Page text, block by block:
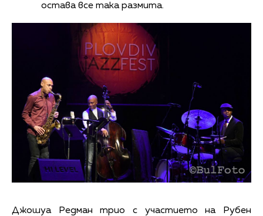
остава все така размита.
Джошуа Редман трио с участието на Рубен